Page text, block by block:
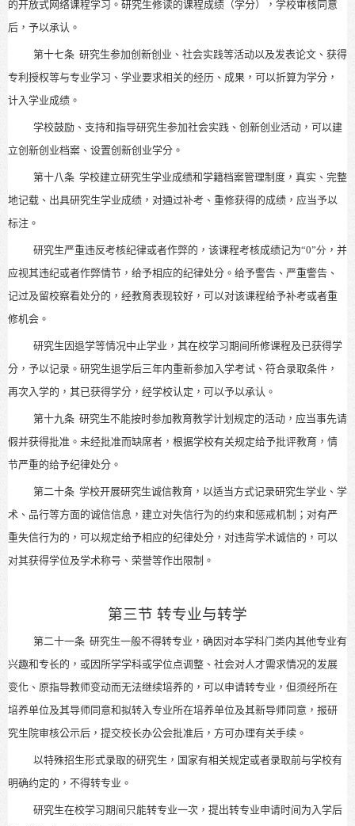
的开放式网络课程学习。研究生修读的课程成绩（学分），学校审核同意
后，予以承认。
第十七条 研究生参加创新创业、社会实践等活动以及发表论文、获得
专利授权等与专业学习、学业要求相关的经历、成果，可以折算为学分，
计入学业成绩。
学校鼓励、支持和指导研究生参加社会实践、创新创业活动，可以建
立创新创业档案、设置创新创业学分。
第十八条 学校建立研究生学业成绩和学籍档案管理制度，真实、完整
地记载、出具研究生学业成绩，对通过补考、重修获得的成绩，应当予以
标注。
研究生严重违反考核纪律或者作弊的，该课程考核成绩记为“0”分 ，并
应视其违纪或者作弊情节，给予相应的纪律处分。给予警告、严重警告、
记过及留校察看处分的，经教育表现较好，可以对该课程给予补考或者重
修机会。
研究生因退学等情况中止学业，其在校学习期间所修课程及已获得学
分，予以记录。研究生退学后三年内重新参加入学考试、符合录取条件，
再次入学的，其已获得学分，经学校认定，可以予以承认。
第十九条 研究生不能按时参加教育教学计划规定的活动，应当事先请
假并获得批准。未经批准而缺席者，根据学校有关规定给予批评教育，情
节严重的给予纪律处分。
第二十条 学校开展研究生诚信教育，以适当方式记录研究生学业、学
术、品行等方面的诚信信息，建立对失信行为的约束和惩戒机制；对有严
重失信行为的，可以规定给予相应的纪律处分，对违背学术诚信的，可以
对其获得学位及学术称号、荣誉等作出限制。
第三节 转专业与转学
第二十一条 研究生一般不得转专业，确因对本学科门类内其他专业有
兴趣和专长的，或因所学学科或学位点调整、社会对人才需求情况的发展
变化、原指导教师变动而无法继续培养的，可以申请转专业，但须经所在
培养单位及其导师同意和拟转入专业所在培养单位及其新导师同意，报研
究生院审核公示后，提交校长办公会批准后，方可办理有关手续。
以特殊招生形式录取的研究生，国家有相关规定或者录取前与学校有
明确约定的，不得转专业。
研究生在校学习期间只能转专业一次，提出转专业申请时间为入学后